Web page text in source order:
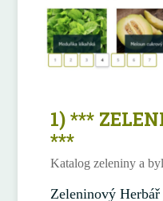
1) ***
***
Katalog zeleniny a
Zeleninový